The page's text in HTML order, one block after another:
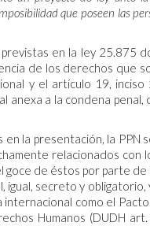
que poseen las
en la ley 25.875
de los derechos que
y el artículo 19,
anexa a la condena
en la presentación, la
relacionados con
de éstos por parte de
igual, secreto y
internacional como el
Humanos (DUDH